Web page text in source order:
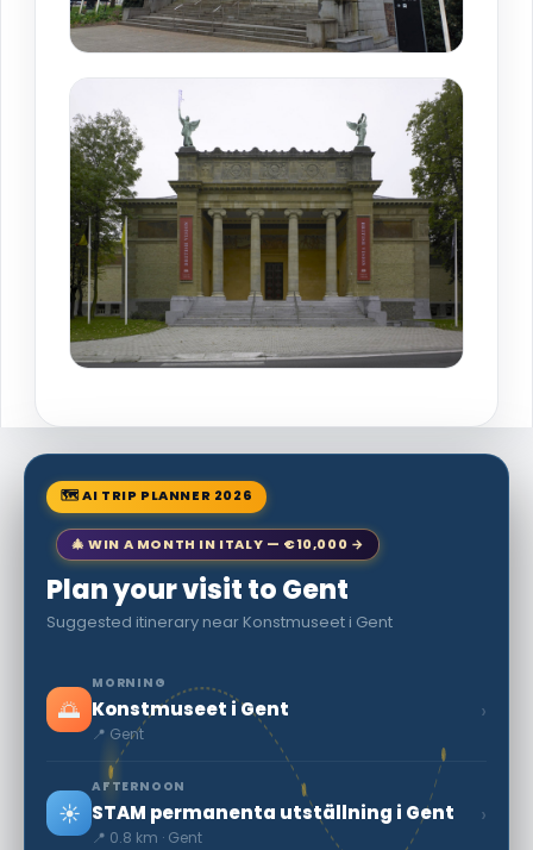
🗺 AI TRIP PLANNER 2026
🎄 WIN A MONTH IN ITALY — €10,000 →
Plan your visit to Gent
Suggested itinerary near Konstmuseet i Gent
🌅
MORNING
Konstmuseet i Gent
📍 Gent
›
☀️
AFTERNOON
STAM permanenta utställning i Gent
📍 0.8 km · Gent
›